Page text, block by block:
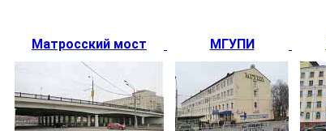
Матросский мост МГУПИ